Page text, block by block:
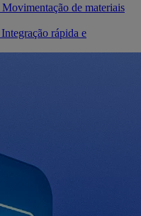
Movimentação de materiais
Integração rápida e